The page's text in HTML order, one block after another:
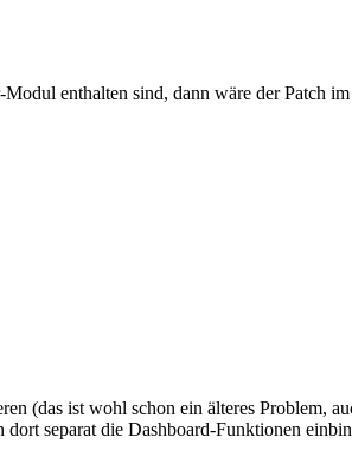
enthalten sind, dann wäre der Patch
(das ist wohl schon ein älteres Problem,
separat die Dashboard-Funktionen